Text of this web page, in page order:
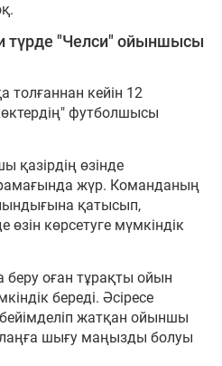
түрде "Челси" ойыншысы
толғаннан кейін 12
футболшысы
қазірдің өзінде
жүр. Команданың
қатысып,
көрсетуге мүмкіндік
оған тұрақты ойын
береді. Әсіресе
жатқан ойыншы
шығу маңызды болуы